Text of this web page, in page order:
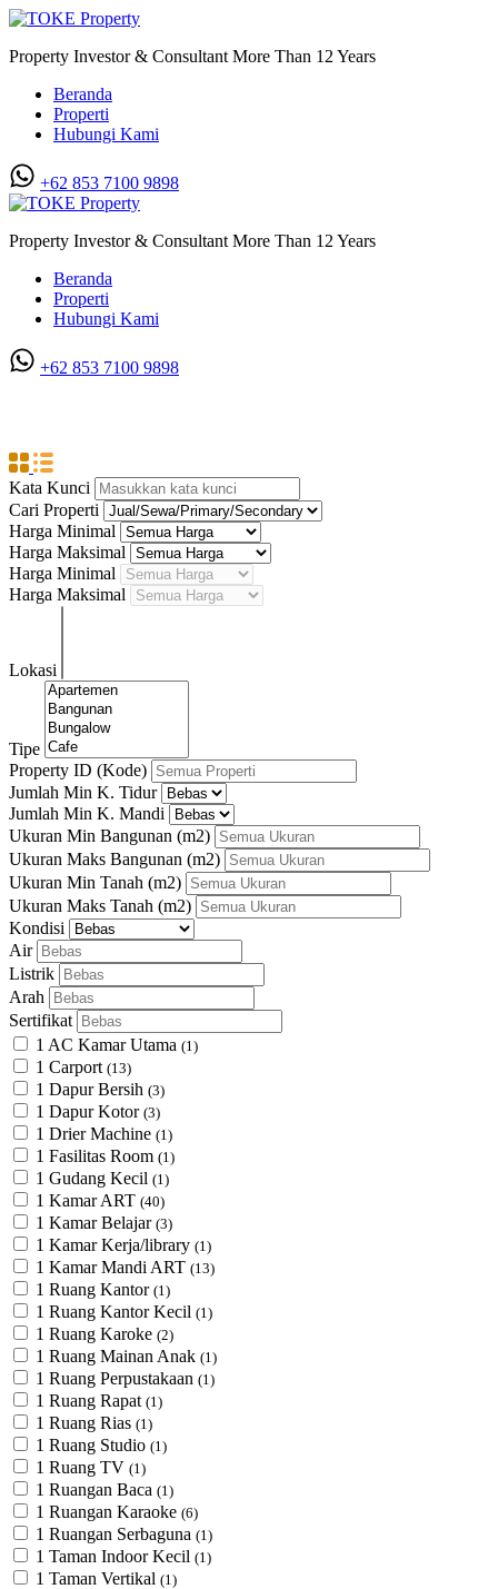
Property Investor & Consultant More Than 12 Years
Beranda
Properti
Hubungi Kami
+62 853 7100 9898‬
Property Investor & Consultant More Than 12 Years
Beranda
Properti
Hubungi Kami
+62 853 7100 9898‬
Kata Kunci
Cari Properti
Harga Minimal
Harga Maksimal
Harga Minimal
Harga Maksimal
Lokasi
Tipe
Property ID (Kode)
Jumlah Min K. Tidur
Jumlah Min K. Mandi
Ukuran Min Bangunan (m2)
Ukuran Maks Bangunan (m2)
Ukuran Min Tanah (m2)
Ukuran Maks Tanah (m2)
Kondisi
Air
Listrik
Arah
Sertifikat
1 AC Kamar Utama (1)
1 Carport (13)
1 Dapur Bersih (3)
1 Dapur Kotor (3)
1 Drier Machine (1)
1 Fasilitas Room (1)
1 Gudang Kecil (1)
1 Kamar ART (40)
1 Kamar Belajar (3)
1 Kamar Kerja/library (1)
1 Kamar Mandi ART (13)
1 Ruang Kantor (1)
1 Ruang Kantor Kecil (1)
1 Ruang Karoke (2)
1 Ruang Mainan Anak (1)
1 Ruang Perpustakaan (1)
1 Ruang Rapat (1)
1 Ruang Rias (1)
1 Ruang Studio (1)
1 Ruang TV (1)
1 Ruangan Baca (1)
1 Ruangan Karaoke (6)
1 Ruangan Serbaguna (1)
1 Taman Indoor Kecil (1)
1 Taman Vertikal (1)